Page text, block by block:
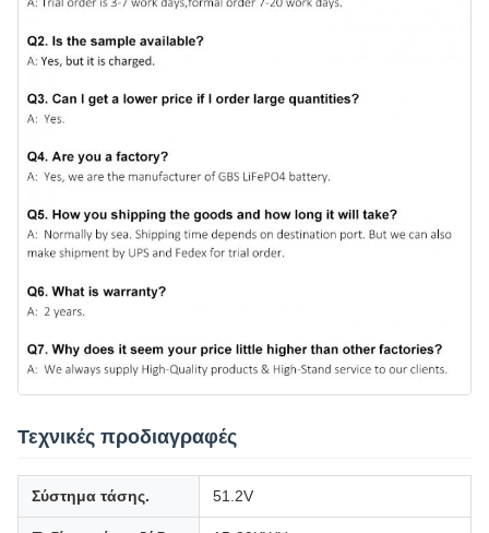
Τεχνικές προδιαγραφές
Σύστημα τάσης. 51.2V